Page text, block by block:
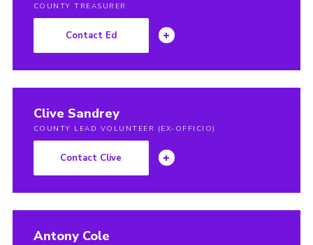
COUNTY TREASURER
Contact Ed
Clive Sandrey
COUNTY LEAD VOLUNTEER (EX-OFFICIO)
Contact Clive
Antony Cole